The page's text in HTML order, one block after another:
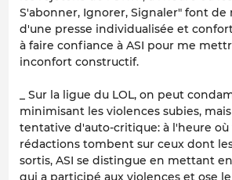
S'abonner, Ignorer, Signaler" font de
d'une presse individualisée et
à faire confiance à ASI pour me
inconfort constructif.
_ Sur la ligue du LOL, on peut
minimisant les violences subies,
tentative d'auto-critique: à l'heure
rédactions tombent sur ceux dont
sortis, ASI se distingue en mettant
qui a participé aux violences et ose